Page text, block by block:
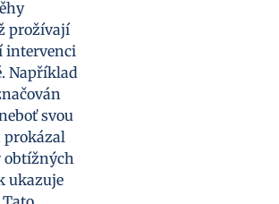
prožívají
intervenci
Například
svou
prokázal
obtížných
ukazuje